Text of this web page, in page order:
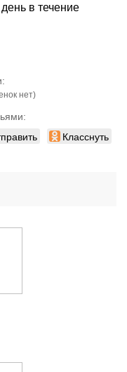
в течение
нет)
Класснуть